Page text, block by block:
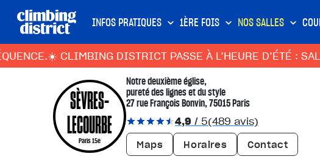
INFOS PRATIQUES 1ÈRE FOIS NOS SALLES
☀️ CLIMBING DISTRICT PASSE À L’HEURE D’ÉTÉ : SALLES
SÈVRES-
LECOURBE
Paris 15e
Notre deuxième église,
pureté des lignes et du style
27 rue François Bonvin, 75015 Paris
4,9 / 5(489 avis)
Maps Horaires Contact